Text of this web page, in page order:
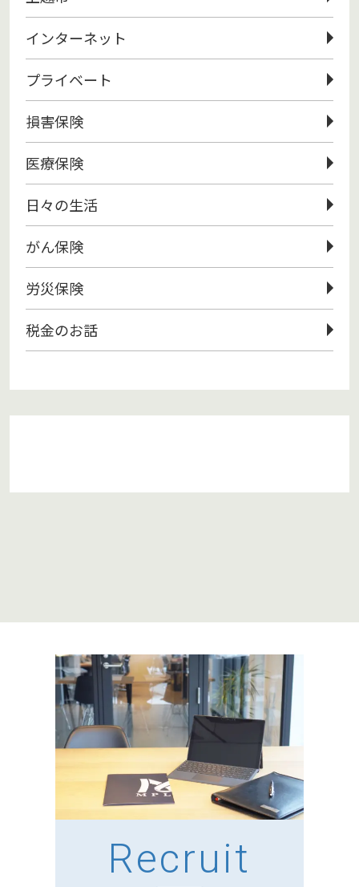
インターネット
プライベート
損害保険
医療保険
日々の生活
がん保険
労災保険
税金のお話
Recruit